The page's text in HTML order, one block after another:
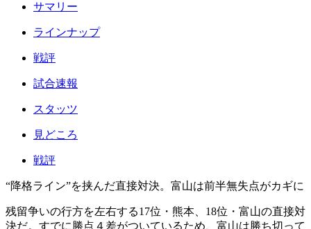
サマリー
ラインナップ
戦評
試合速報
スタッツ
見どころ
戦評
“降格ライン”を挟んだ直接対決。富山は前半無失点がカギに
残留争いの行方を左右する17位・熊本、18位・富山の直接対
決だ。すでに勝点４差がついているため、富山は勝ち切って